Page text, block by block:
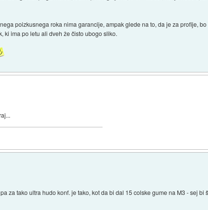
poizkusnega roka nima garancije, ampak glede na to, da je za profije,
ki ima po letu ali dveh že čisto ubogo sliko.
za tako ultra hudo konf. je tako, kot da bi dal 15 colske gume na M3 - sej bi